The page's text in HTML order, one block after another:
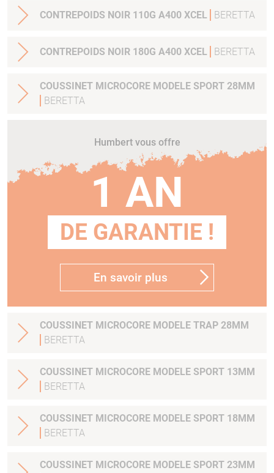
CONTREPOIDS NOIR 110G A400 XCEL BERETTA
CONTREPOIDS NOIR 180G A400 XCEL BERETTA
COUSSINET MICROCORE MODELE SPORT 28MM
BERETTA
Humbert vous offre
1 AN
DE GARANTIE !
En savoir plus
COUSSINET MICROCORE MODELE TRAP 28MM
BERETTA
COUSSINET MICROCORE MODELE SPORT 13MM
BERETTA
COUSSINET MICROCORE MODELE SPORT 18MM
BERETTA
COUSSINET MICROCORE MODELE SPORT 23MM